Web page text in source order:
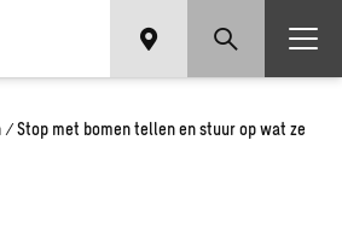
/ Stop met bomen tellen en stuur op wat ze